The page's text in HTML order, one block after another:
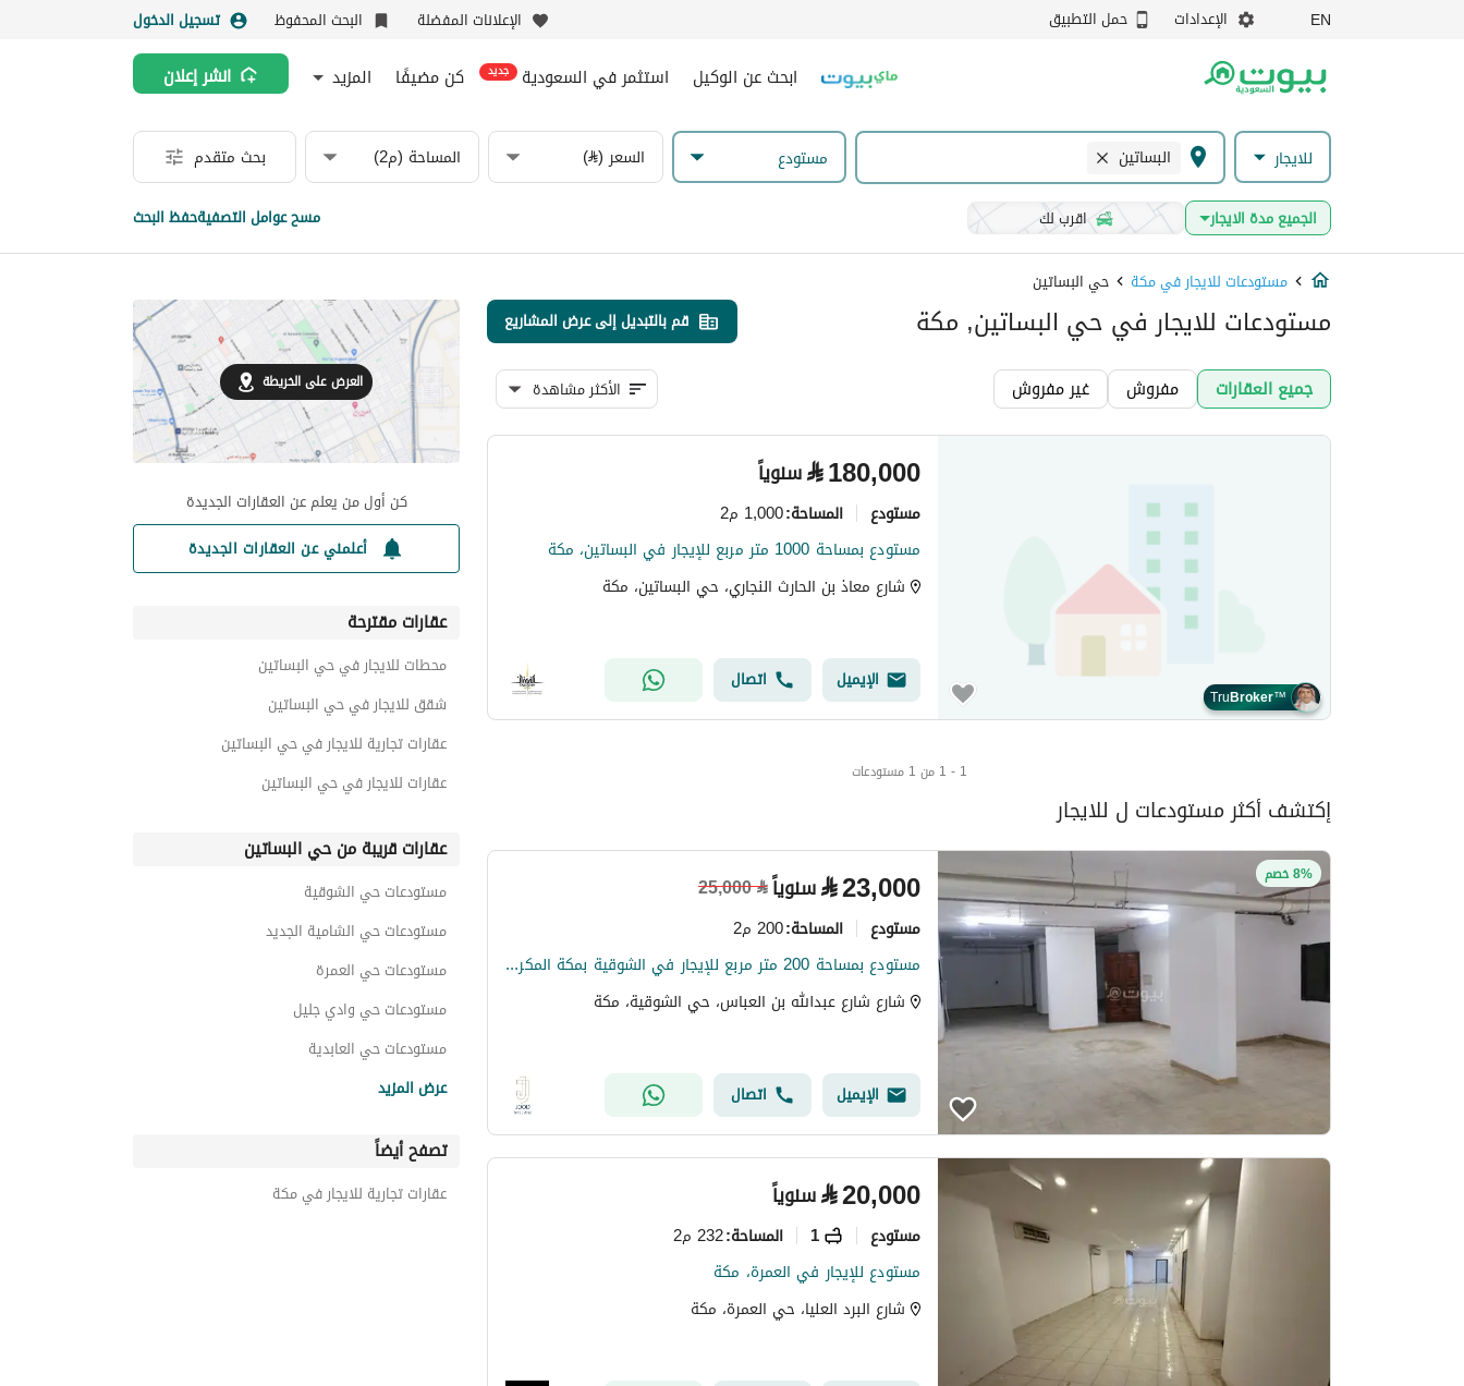
EN الإعدادات حمل التطبيق الإعلانات المفضلة البحث المحفوظ تسجيل الدخول
ابحث عن الوكيل استثمر في السعودية جديد كن مضيفًا المزيد انشر إعلان
للايجار البساتين مستودع السعر (⃁) المساحة (م2) بحث متقدم
الجميع مدة الايجار اقرب لك مسح عوامل التصفيةحفظ البحث
مستودعات للايجار في مكة حي البساتين
مستودعات للايجار في حي البساتين, مكة قم بالتبديل إلى عرض المشاريع
جميع العقارات مفروش غير مفروش الأكثر مشاهدة
TruBroker™
⃁180,000 سنوياً
مستودع المساحة:1,000 م2
مستودع بمساحة 1000 متر مربع للإيجار في البساتين، مكة
شارع معاذ بن الحارث النجاري، حي البساتين، مكة
الإيميل اتصال
1 - 1 من 1 مستودعات
إكتشف أكثر مستودعات ل للايجار
8% خصم ⃁23,000 سنوياً⃁
25,000
مستودع المساحة:200 م2
مستودع بمساحة 200 متر مربع للإيجار في الشوقية بمكة المكرمة
شارع شارع عبدالله بن العباس، حي الشوقية، مكة
الإيميل اتصال
⃁20,000 سنوياً
مستودع 1 المساحة:232 م2
مستودع للإيجار في العمرة، مكة
شارع البرد العليا، حي العمرة، مكة
العرض على الخريطة
كن أول من يعلم عن العقارات الجديدة
أعلمني عن العقارات الجديدة
عقارات مقترحة
محطات للايجار في حي البساتين
شقق للايجار في حي البساتين
عقارات تجارية للايجار في حي البساتين
عقارات للايجار في حي البساتين
عقارات قريبة من حي البساتين
مستودعات حي الشوقية
مستودعات حي الشامية الجديد
مستودعات حي العمرة
مستودعات حي وادي جليل
مستودعات حي العابدية
مستودعات شمال جدة
مستودعات حي أبو بريقاء
عرض المزيد
تصفح أيضاً
عقارات تجارية للايجار في مكة